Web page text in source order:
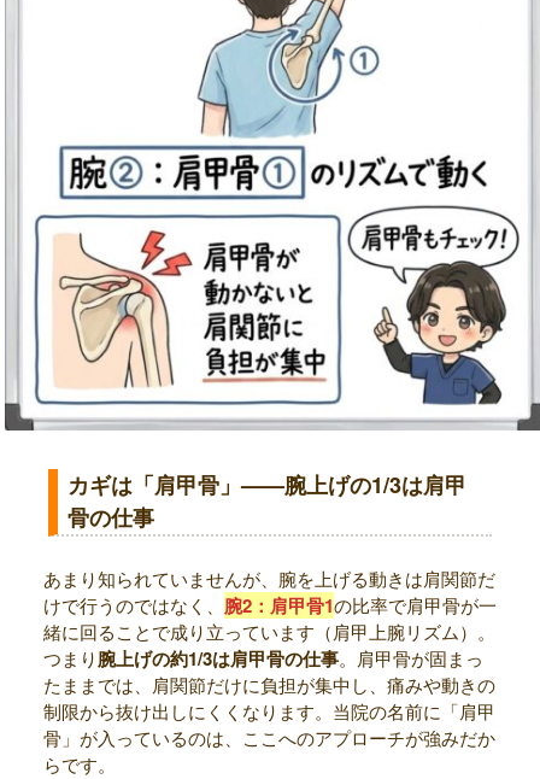
カギは「肩甲骨」——腕上げの1/3は肩甲
骨の仕事
あまり知られていませんが、腕を上げる動きは肩関節だ
けで行うのではなく、 腕2：肩甲骨1の比率で肩甲骨が一
緒に回ることで成り立っています（肩甲上腕リズム）。
つまり腕上げの約1/3は肩甲骨の仕事。肩甲骨が固まっ
たままでは、肩関節だけに負担が集中し、痛みや動きの
制限から抜け出しにくくなります。当院の名前に「肩甲
骨」が入っているのは、ここへのアプローチが強みだか
らです。